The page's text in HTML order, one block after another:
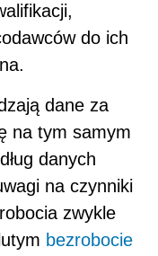
do ich
dane za
na tym samym
danych
na czynniki
zwykle
bezrobocie